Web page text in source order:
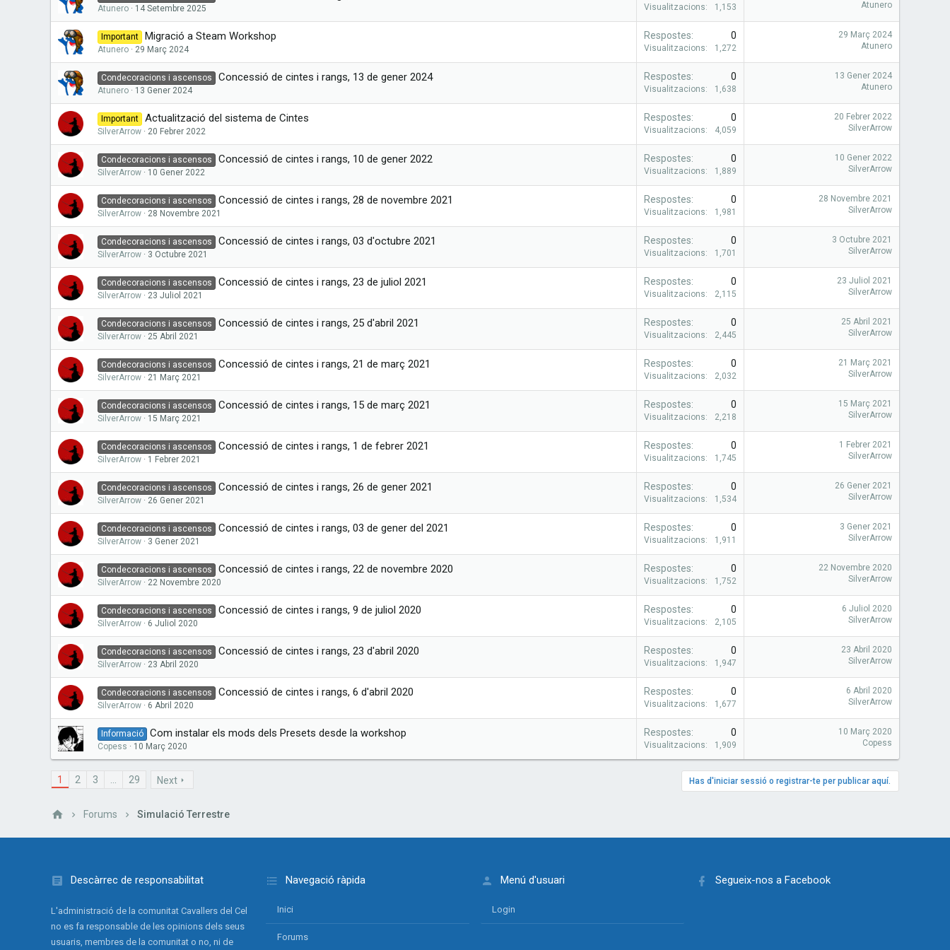
Atunero 14 Setembre 2025 Visualitzacions 1,153
Atunero
Important Migració a Steam Workshop
Atunero 29 Març 2024
Respostes 0
Visualitzacions 1,272
29 Març 2024
Atunero
Condecoracions i ascensos Concessió de cintes i rangs, 13 de gener 2024
Atunero 13 Gener 2024
Respostes 0
Visualitzacions 1,638
13 Gener 2024
Atunero
Important Actualització del sistema de Cintes
SilverArrow 20 Febrer 2022
Respostes 0
Visualitzacions 4,059
20 Febrer 2022
SilverArrow
Condecoracions i ascensos Concessió de cintes i rangs, 10 de gener 2022
SilverArrow 10 Gener 2022
Respostes 0
Visualitzacions 1,889
10 Gener 2022
SilverArrow
Condecoracions i ascensos Concessió de cintes i rangs, 28 de novembre 2021
SilverArrow 28 Novembre 2021
Respostes 0
Visualitzacions 1,981
28 Novembre 2021
SilverArrow
Condecoracions i ascensos Concessió de cintes i rangs, 03 d'octubre 2021
SilverArrow 3 Octubre 2021
Respostes 0
Visualitzacions 1,701
3 Octubre 2021
SilverArrow
Condecoracions i ascensos Concessió de cintes i rangs, 23 de juliol 2021
SilverArrow 23 Juliol 2021
Respostes 0
Visualitzacions 2,115
23 Juliol 2021
SilverArrow
Condecoracions i ascensos Concessió de cintes i rangs, 25 d'abril 2021
SilverArrow 25 Abril 2021
Respostes 0
Visualitzacions 2,445
25 Abril 2021
SilverArrow
Condecoracions i ascensos Concessió de cintes i rangs, 21 de març 2021
SilverArrow 21 Març 2021
Respostes 0
Visualitzacions 2,032
21 Març 2021
SilverArrow
Condecoracions i ascensos Concessió de cintes i rangs, 15 de març 2021
SilverArrow 15 Març 2021
Respostes 0
Visualitzacions 2,218
15 Març 2021
SilverArrow
Condecoracions i ascensos Concessió de cintes i rangs, 1 de febrer 2021
SilverArrow 1 Febrer 2021
Respostes 0
Visualitzacions 1,745
1 Febrer 2021
SilverArrow
Condecoracions i ascensos Concessió de cintes i rangs, 26 de gener 2021
SilverArrow 26 Gener 2021
Respostes 0
Visualitzacions 1,534
26 Gener 2021
SilverArrow
Condecoracions i ascensos Concessió de cintes i rangs, 03 de gener del 2021
SilverArrow 3 Gener 2021
Respostes 0
Visualitzacions 1,911
3 Gener 2021
SilverArrow
Condecoracions i ascensos Concessió de cintes i rangs, 22 de novembre 2020
SilverArrow 22 Novembre 2020
Respostes 0
Visualitzacions 1,752
22 Novembre 2020
SilverArrow
Condecoracions i ascensos Concessió de cintes i rangs, 9 de juliol 2020
SilverArrow 6 Juliol 2020
Respostes 0
Visualitzacions 2,105
6 Juliol 2020
SilverArrow
Condecoracions i ascensos Concessió de cintes i rangs, 23 d'abril 2020
SilverArrow 23 Abril 2020
Respostes 0
Visualitzacions 1,947
23 Abril 2020
SilverArrow
Condecoracions i ascensos Concessió de cintes i rangs, 6 d'abril 2020
SilverArrow 6 Abril 2020
Respostes 0
Visualitzacions 1,677
6 Abril 2020
SilverArrow
Informació Com instalar els mods dels Presets desde la workshop
Copess 10 Març 2020
Respostes 0
Visualitzacions 1,909
10 Març 2020
Copess
1 2 3 ... 29 Next Has d'iniciar sessió o registrar-te per publicar aquí.
Forums Simulació Terrestre
Descàrrec de responsabilitat
L'administració de la comunitat Cavallers del Cel
no es fa responsable de les opinions dels seus
usuaris, membres de la comunitat o no, ni de
Navegació ràpida
Inici
Forums
Menú d'usuari
Login
Segueix-nos a Facebook